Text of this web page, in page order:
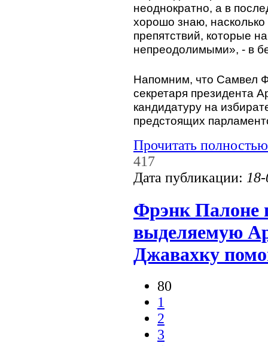
неоднократно, а в
хорошо знаю, насколько
препятствий, которые
непреодолимыми», - в
Напомним, что Самвел
секретаря президента
кандидатуру на
предстоящих
Прочитать полностью
417
Дата публикации:
Фрэнк Палоне
выделяемую
Джавахку
80
1
2
3